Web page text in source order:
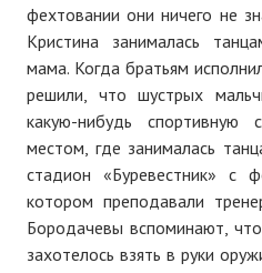
№ 8
№ 9
№ 1
№ 2
№ 3
фехтовании они ничего не
Кристина занималась
мама. Когда братьям
решили, что шустрых
какую-нибудь
местом, где занималась
стадион «Буревестник» с
котором преподавали
Бородачевы вспоминают,
захотелось взять в руки